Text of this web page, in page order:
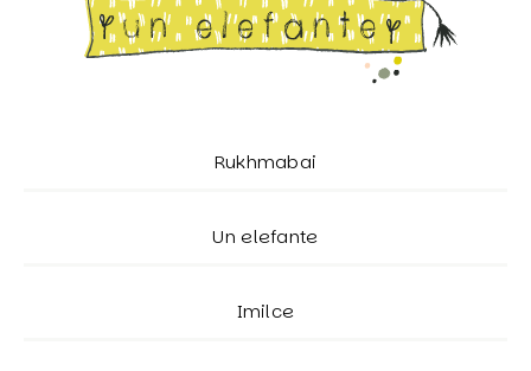
Rukhmabai
Un elefante
Imilce